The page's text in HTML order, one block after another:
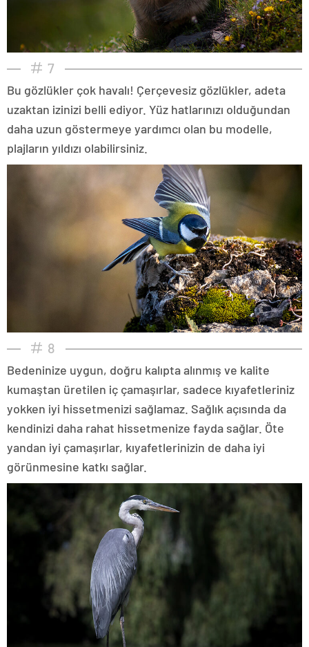
7
Bu gözlükler çok havalı! Çerçevesiz gözlükler, adeta
uzaktan izinizi belli ediyor. Yüz hatlarınızı olduğundan
daha uzun göstermeye yardımcı olan bu modelle,
plajların yıldızı olabilirsiniz.
8
Bedeninize uygun, doğru kalıpta alınmış ve kalite
kumaştan üretilen iç çamaşırlar, sadece kıyafetleriniz
yokken iyi hissetmenizi sağlamaz. Sağlık açısında da
kendinizi daha rahat hissetmenize fayda sağlar. Öte
yandan iyi çamaşırlar, kıyafetlerinizin de daha iyi
görünmesine katkı sağlar.